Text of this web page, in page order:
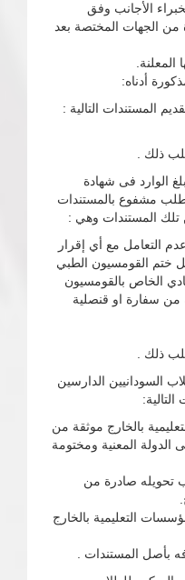
الأجانب وفق
من الجهات المختصة بعد
أدناه:
المستندات التالية :
ذلك .
الوارد فى شهادة
مشفوع بالمستندات
تلك المستندات وهي :
التعامل مع أي إقرار
ختم القومسيون الطبي
الخاص بالقومسيون
من سفارة او قنصلية
ذلك .
السودانيين الدارسين
بالخارج موثقة من
المعنية ومختومة
تحويله صادرة من
التعليمية بالخارج
بأصل المستندات .